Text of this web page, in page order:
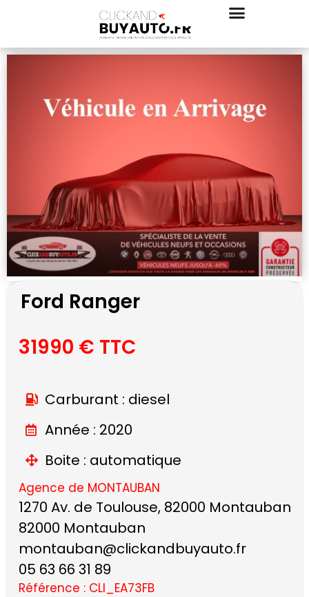
Ford Ranger
31990 € TTC
Carburant : diesel
Année : 2020
Boite : automatique
Agence de MONTAUBAN
1270 Av. de Toulouse, 82000 Montauban
82000 Montauban
montauban@clickandbuyauto.fr
05 63 66 31 89
Référence : CLI_EA73FB